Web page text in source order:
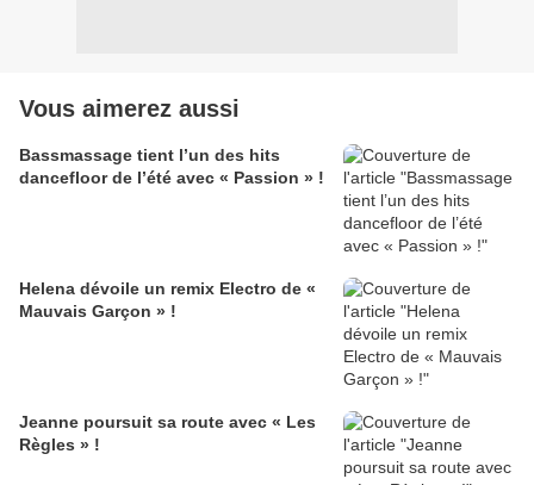
Vous aimerez aussi
Bassmassage tient l’un des hits
dancefloor de l’été avec « Passion » !
Helena dévoile un remix Electro de «
Mauvais Garçon » !
Jeanne poursuit sa route avec « Les
Règles » !